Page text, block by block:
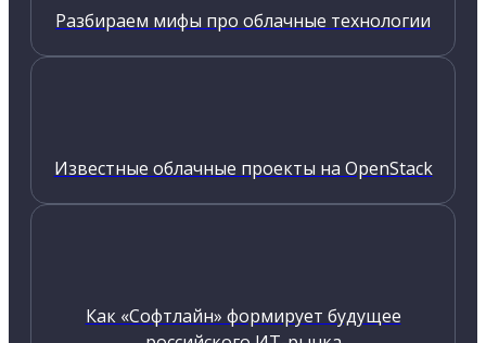
Разбираем мифы про облачные технологии
Известные облачные проекты на OpenStack
Как «Софтлайн» формирует будущее